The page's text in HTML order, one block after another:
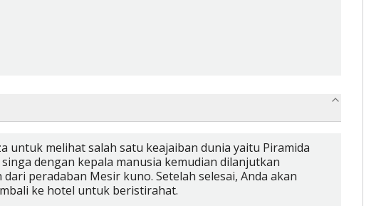
untuk melihat salah satu keajaiban dunia yaitu Piramida
dengan kepala manusia kemudian dilanjutkan
peradaban Mesir kuno. Setelah selesai, Anda akan
ke hotel untuk beristirahat.